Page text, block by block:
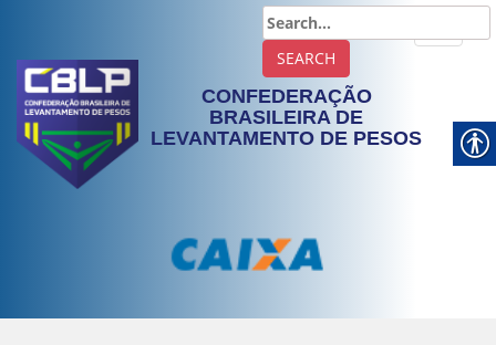
CONFEDERAÇÃO
BRASILEIRA DE
LEVANTAMENTO DE PESOS